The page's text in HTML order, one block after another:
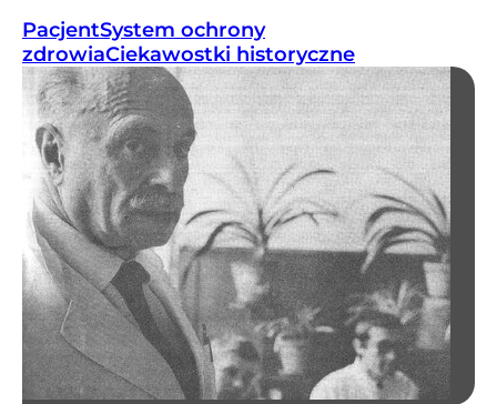
PacjentSystem ochrony
zdrowiaCiekawostki historyczne